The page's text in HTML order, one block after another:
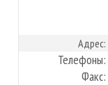
Адрес:
Телефоны:
Факс: